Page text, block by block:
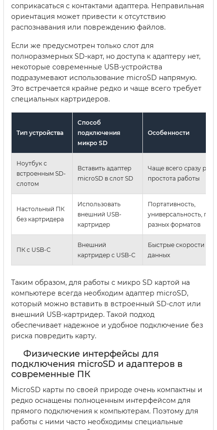
соприкасаться с контактами адаптера. Неправильная
ориентация может привести к отсутствию
распознавания или повреждению файлов.
Если же предусмотрен только слот для
полноразмерных SD-карт, но доступа к адаптеру нет,
некоторые современные USB-устройства
подразумевают использование microSD напрямую.
Это встречается крайне редко и чаще всего требует
специальных картридеров.
Тип устройства
Способ
подключения
микро SD
Особенности
Ноутбук с
встроенным SD-
слотом
Вставить адаптер
microSD в слот SD
Чаще всего сразу
простота работы
Настольный ПК
без картридера
Использовать
внешний USB-
картридер
Портативность,
универсальность,
разных форматов
ПК с USB-C
Внешний
картридер с USB-C
Быстрые скорости
данных
Таким образом, для работы с микро SD картой на
компьютере всегда необходим адаптер microSD,
который можно вставить в встроенный SD-слот или
внешний USB-картридер. Такой подход
обеспечивает надежное и удобное подключение без
риска повредить карту.
Физические интерфейсы для
подключения microSD и адаптеров в
современные ПК
MicroSD карты по своей природе очень компактны и
редко оснащены полноценным интерфейсом для
прямого подключения к компьютерам. Поэтому для
работы с ними часто необходимы специальные